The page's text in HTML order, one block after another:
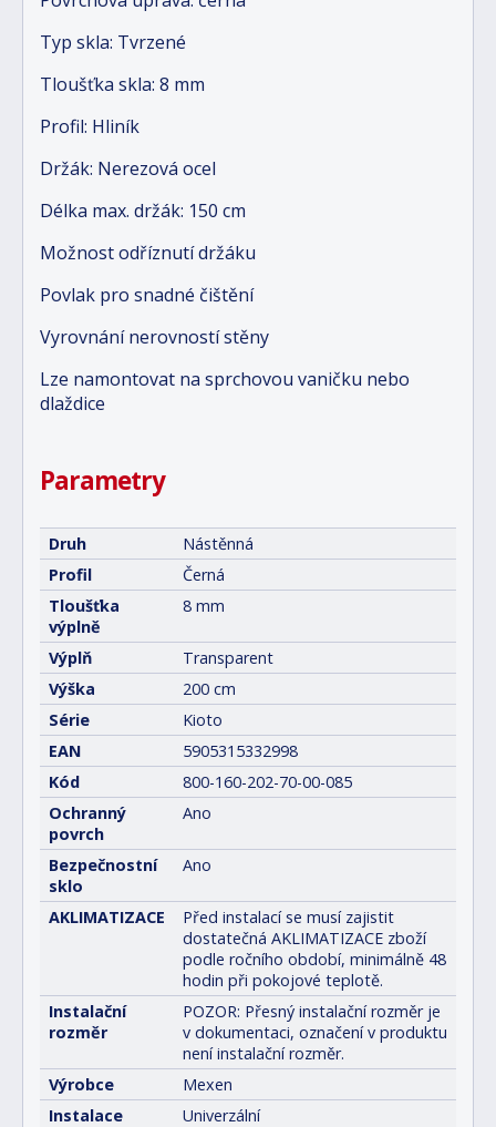
Typ skla: Tvrzené
Tloušťka skla: 8 mm
Profil: Hliník
Držák: Nerezová ocel
Délka max. držák: 150 cm
Možnost odříznutí držáku
Povlak pro snadné čištění
Vyrovnání nerovností stěny
Lze namontovat na sprchovou vaničku nebo
dlaždice
Parametry
Druh
Nástěnná
Profil
Černá
Tloušťka
výplně
8 mm
Výplň
Transparent
Výška
200 cm
Série
Kioto
EAN
5905315332998
Kód
800-160-202-70-00-085
Ochranný
povrch
Ano
Bezpečnostní
sklo
Ano
AKLIMATIZACE
Před instalací se musí zajistit
dostatečná AKLIMATIZACE zboží
podle ročního období, minimálně 48
hodin při pokojové teplotě.
Instalační
rozměr
POZOR: Přesný instalační rozměr je
v dokumentaci, označení v produktu
není instalační rozměr.
Výrobce
Mexen
Instalace
Univerzální